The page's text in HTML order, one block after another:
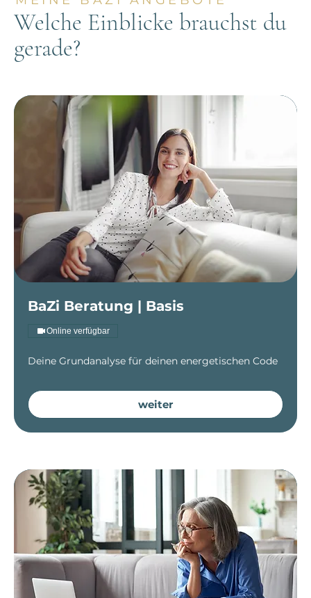
Welche Einblicke brauchst du
gerade?
BaZi Beratung | Basis
Online verfügbar
Deine Grundanalyse für deinen energetischen Code
weiter